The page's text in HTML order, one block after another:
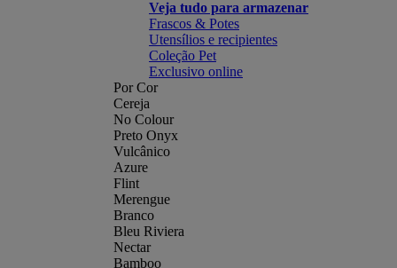
Veja tudo para armazenar
Frascos & Potes
Utensílios e recipientes
Coleção Pet
Exclusivo online
Por Cor
Cereja
No Colour
Preto Onyx
Vulcânico
Azure
Flint
Merengue
Branco
Bleu Riviera
Nectar
Bamboo